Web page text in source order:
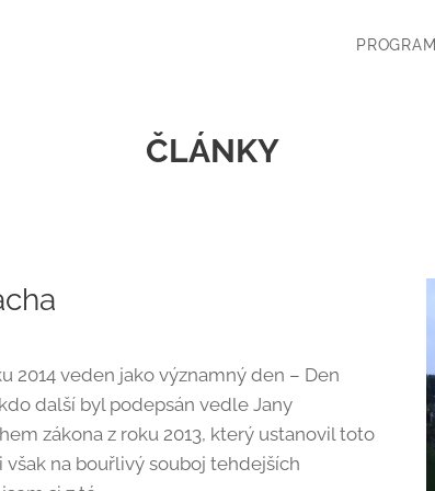
PROGRAM
ČLÁNKY
2014 veden jako významný den – Den
další byl podepsán vedle Jany
zákona z roku 2013, který ustanovil toto
na bouřlivý souboj tehdejších